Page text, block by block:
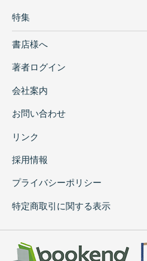
特集
書店様へ
著者ログイン
会社案内
お問い合わせ
リンク
採用情報
プライバシーポリシー
特定商取引に関する表示